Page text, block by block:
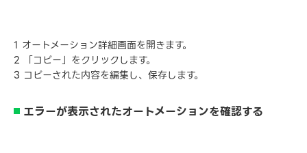
1 オートメーション詳細画面を開きます。
2 「コピー」をクリックします。
3 コピーされた内容を編集し、保存します。
エラーが表示されたオートメーションを確認する